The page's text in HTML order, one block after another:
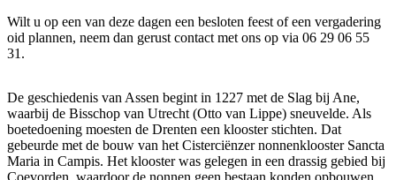
Wilt u op een van deze dagen een besloten feest of een vergadering
oid plannen, neem dan gerust contact met ons op via 06 29 06 55
31.
De geschiedenis van Assen begint in 1227 met de Slag bij Ane,
waarbij de Bisschop van Utrecht (Otto van Lippe) sneuvelde. Als
boetedoening moesten de Drenten een klooster stichten. Dat
gebeurde met de bouw van het Cisterciënzer nonnenklooster Sancta
Maria in Campis. Het klooster was gelegen in een drassig gebied bij
Coevorden, waardoor de nonnen geen bestaan konden opbouwen.